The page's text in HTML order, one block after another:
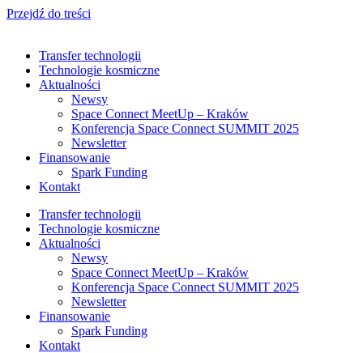
Przejdź do treści
Transfer technologii
Technologie kosmiczne
Aktualności
Newsy
Space Connect MeetUp – Kraków
Konferencja Space Connect SUMMIT 2025
Newsletter
Finansowanie
Spark Funding
Kontakt
Transfer technologii
Technologie kosmiczne
Aktualności
Newsy
Space Connect MeetUp – Kraków
Konferencja Space Connect SUMMIT 2025
Newsletter
Finansowanie
Spark Funding
Kontakt